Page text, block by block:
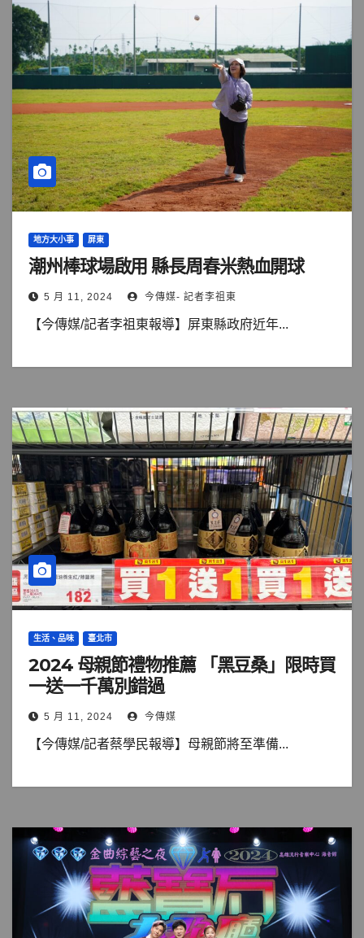
地方大小事 屏東
潮州棒球場啟用 縣長周春米熱血開球
5 月 11, 2024 今傳媒- 記者李祖東
【今傳媒/記者李祖東報導】屏東縣政府近年...
生活、品味 臺北市
2024 母親節禮物推薦 「黑豆桑」限時買
一送一千萬別錯過
5 月 11, 2024 今傳媒
【今傳媒/記者蔡學民報導】母親節將至準備...